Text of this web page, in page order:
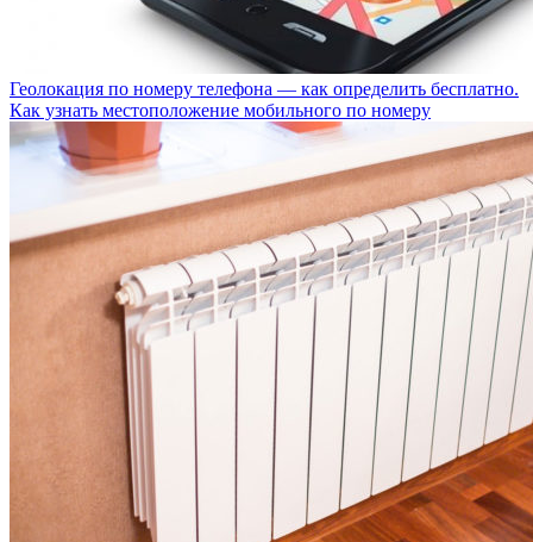
Геолокация по номеру телефона — как определить бесплатно.
Как узнать местоположение мобильного по номеру